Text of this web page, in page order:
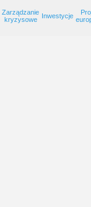
Zarządzanie
kryzysowe
Inwestycje